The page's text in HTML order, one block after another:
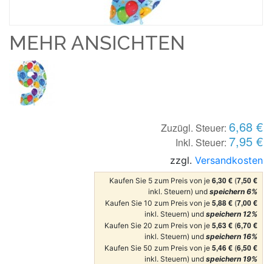
MEHR ANSICHTEN
Zuzügl. Steuer: 6,68 €
Inkl. Steuer: 7,95 €
zzgl. Versandkosten
Kaufen Sie 5 zum Preis von je 6,30 € (7,50 €
inkl. Steuern) und speichern 6%
Kaufen Sie 10 zum Preis von je 5,88 € (7,00 €
inkl. Steuern) und speichern 12%
Kaufen Sie 20 zum Preis von je 5,63 € (6,70 €
inkl. Steuern) und speichern 16%
Kaufen Sie 50 zum Preis von je 5,46 € (6,50 €
inkl. Steuern) und speichern 19%